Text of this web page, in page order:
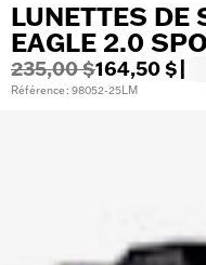
LUNETTES DE
EAGLE 2.0
235,00 $164,50 $
Référence : 98052-25LM